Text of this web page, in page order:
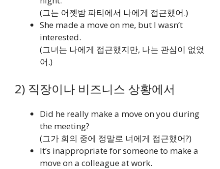
(그는 어젯밤 파티에서 나에게 접근했어.)
She made a move on me, but I wasn’t
interested.
(그녀는 나에게 접근했지만, 나는 관심이 없었
어.)
2) 직장이나 비즈니스 상황에서
Did he really make a move on you during
the meeting?
(그가 회의 중에 정말로 너에게 접근했어?)
It’s inappropriate for someone to make a
move on a colleague at work.